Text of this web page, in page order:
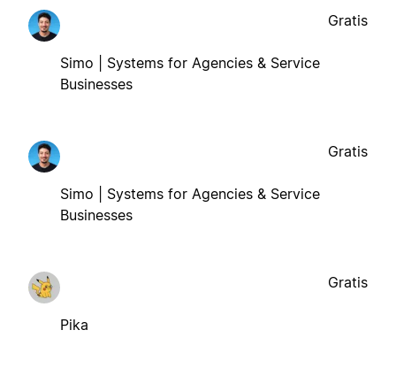
Simo | Systems for Agencies & Service
Businesses
Gratis
Simo | Systems for Agencies & Service
Businesses
Gratis
Pika
Gratis